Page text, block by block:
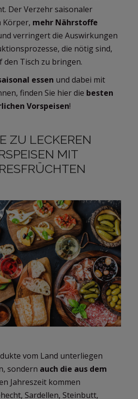
Der Verzehr saisonaler
Körper, mehr Nährstoffe
verringert die Auswirkungen
die nötig sind,
den Tisch zu bringen.
essen und dabei mit
finden Sie hier die besten
Vorspeisen!
ZU LECKEREN
MIT
vom Land unterliegen
sondern auch die aus dem
Jahreszeit kommen
Sardellen, Steinbutt,